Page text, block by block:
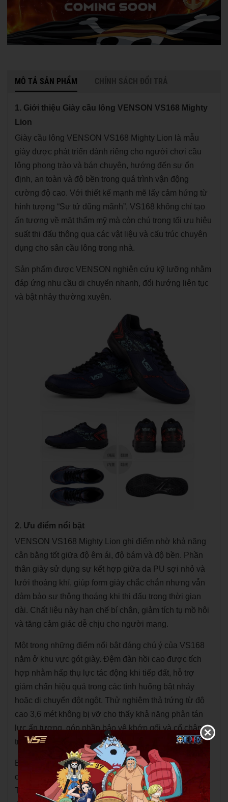
MÔ TẢ SẢN PHẨM CHÍNH SÁCH ĐỔI TRẢ
1. Giới thiệu Giày cầu lông VENSON VS168 Mighty
Lion
Giày cầu lông VENSON VS168 Mighty Lion là mẫu
giày được phát triển dành riêng cho người chơi cầu
lông phong trào và bán chuyên, hướng đến sự ổn
định, an toàn và độ bền trong quá trình vận động
cường độ cao. Với thiết kế mạnh mẽ lấy cảm hứng từ
hình tượng “Sư tử dũng mãnh”, VS168 không chỉ tạo
ấn tượng về mặt thẩm mỹ mà còn chú trọng tối ưu hiệu
suất thi đấu thông qua các vật liệu và cấu trúc chuyên
dụng cho sân cầu lông trong nhà.
Sản phẩm được VENSON nghiên cứu kỹ lưỡng nhằm
đáp ứng nhu cầu di chuyển nhanh, đổi hướng liên tục
và bật nhảy thường xuyên.
2. Ưu điểm nổi bật
VENSON VS168 Mighty Lion ghi điểm nhờ khả năng
cân bằng tốt giữa độ êm ái, độ bám và độ bền. Phần
thân giày sử dụng sự kết hợp giữa da PU sợi nhỏ và
lưới thoáng khí, giúp form giày chắc chắn nhưng vẫn
đảm bảo sự thông thoáng khi thi đấu trong thời gian
dài. Chất liệu này hạn chế bí chân, giảm tích tụ mồ hôi
và tăng cảm giác dễ chịu cho người mang.
Một trong những điểm nổi bật đáng chú ý của VS168
nằm ở khu vực gót giày. Đệm đàn hồi cao được tích
hợp nhằm hấp thụ lực tác động khi tiếp đất, hỗ trợ
giảm chấn hiệu quả trong các tình huống bật nhảy
hoặc di chuyển đột ngột. Thử nghiệm thả trứng từ độ
cao 3,6 mét không bị vỡ cho thấy khả năng phân tán
lực ấn tượng, góp phần bảo vệ khớp gối và cổ chân
trong quá trình vận động liên tục.
Bên cạnh đó, phần đế ngoài được thiết kế với kết cấu
chống trượt hình lục giác, giúp tăng độ bám sân rõ rệt.
Thiết kế này hỗ trợ người chơi di chuyển linh hoạt, ổn